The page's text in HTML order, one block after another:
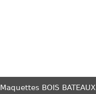
Maquettes BOIS BATEAUX